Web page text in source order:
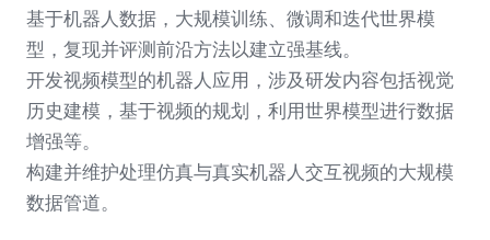
基于机器人数据，大规模训练、微调和迭代世界模
型，复现并评测前沿方法以建立强基线。
开发视频模型的机器人应用，涉及研发内容包括视觉
历史建模，基于视频的规划，利用世界模型进行数据
增强等。
构建并维护处理仿真与真实机器人交互视频的大规模